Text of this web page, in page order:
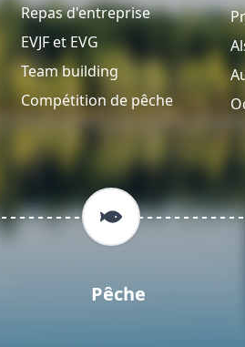
Repas d'entreprise
EVJF et EVG
Team building
Compétition de pêche
Pêche